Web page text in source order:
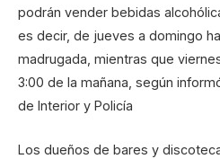
podrán vender bebidas
es decir, de jueves a domingo
madrugada, mientras que
3:00 de la mañana, según
de Interior y Policía
Los dueños de bares y